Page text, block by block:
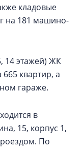
кладовые
на 181 машино-
14 этажей) ЖК
квартир, а
гараже.
в
15, корпус 1,
По